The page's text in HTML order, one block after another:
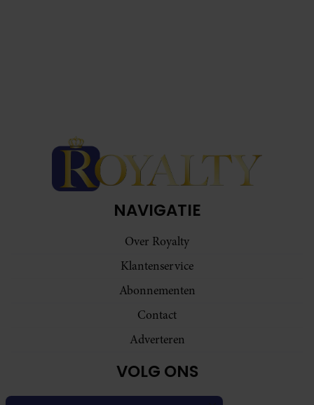
NAVIGATIE
Over Royalty
Klantenservice
Abonnementen
Contact
Adverteren
VOLG ONS